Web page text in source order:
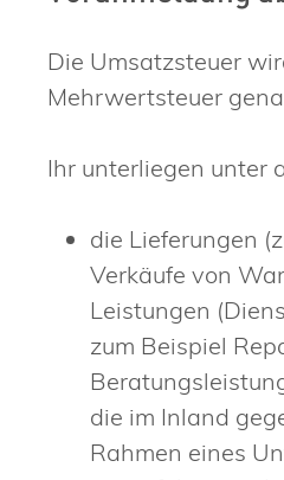
Die Umsatzsteuer
Mehrwertsteuer
Ihr unterliegen unter
die Lieferungen
Verkäufe von
Leistungen
zum Beispiel
die im Inland
Rahmen eines